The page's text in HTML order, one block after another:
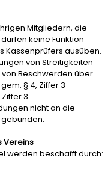
Mitgliedern, die
keine Funktion
Kassenprüfers ausüben.
von Streitigkeiten
Beschwerden über
§ 4, Ziffer 3
3.
nicht an die
Vereins
werden beschafft durch: